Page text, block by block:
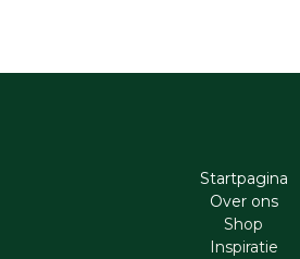
Startpagina
Ove​r​ ons
Shop
Inspiratie